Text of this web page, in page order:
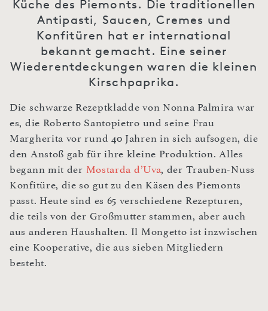
Küche des Piemonts. Die traditionellen
Antipasti, Saucen, Cremes und
Konfitüren hat er international
bekannt gemacht. Eine seiner
Wiederentdeckungen waren die kleinen
Kirschpaprika.
Die schwarze Rezeptkladde von Nonna Palmira war
es, die Roberto Santopietro und seine Frau
Margherita vor rund 40 Jahren in sich aufsogen, die
den Anstoß gab für ihre kleine Produktion. Alles
begann mit der Mostarda d’Uva, der Trauben-Nuss
Konfitüre, die so gut zu den Käsen des Piemonts
passt. Heute sind es 65 verschiedene Rezepturen,
die teils von der Großmutter stammen, aber auch
aus anderen Haushalten. Il Mongetto ist inzwischen
eine Kooperative, die aus sieben Mitgliedern
besteht.